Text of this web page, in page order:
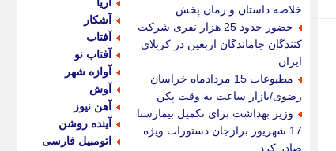
خلاصه داستان و زمان پخش
حضور حدود 25 هزار نفری شرکت
کنندگان جاماندگان اربعین در کربلای
ایران
مطبوعات 15 مردادماه خراسان
رضوی/بازار ساعت به وقت پکن
وزیر بهداشت برای تکمیل بیمارستان
17 شهریور برازجان دستورات ویژه
صادر کرد
آشکار
آفتاب
آفتاب نو
آوازه شهر
آوش
آهن نیوز
آینده روشن
اتومبیل فارسی